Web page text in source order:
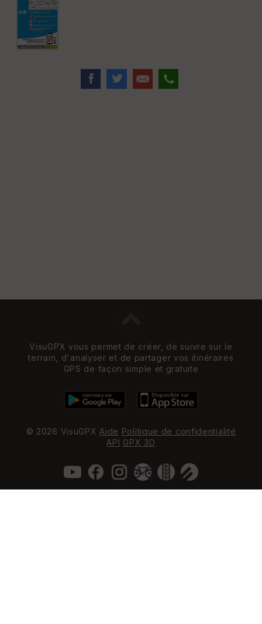
VisuGPX vous permet de créer, de suivre sur le
terrain, d'analyser et de partager vos itinéraires
GPS de façon simple et gratuite
© 2026 VisuGPX Aide Politique de confidentialité
API GPX 3D